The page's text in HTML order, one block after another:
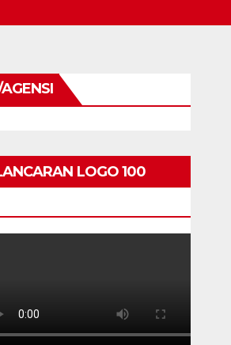
LOGO 100